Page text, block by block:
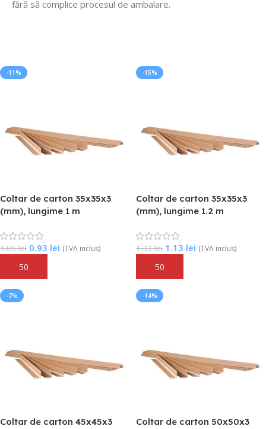
fără să complice procesul de ambalare.
-11%
Coltar de carton 35x35x3
(mm), lungime 1 m
1.05lei 0.93 lei (TVA inclus)
Adaugă În Coș
-15%
Coltar de carton 35x35x3
(mm), lungime 1.2 m
1.33lei 1.13 lei (TVA inclus)
Adaugă În Coș
-7%
Coltar de carton 45x45x3
-14%
Coltar de carton 50x50x3